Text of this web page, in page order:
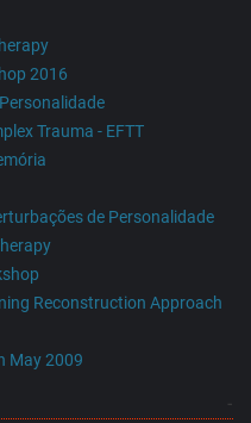
2016
Trauma - EFTT
de Personalidade
Reconstruction Approach
May 2009